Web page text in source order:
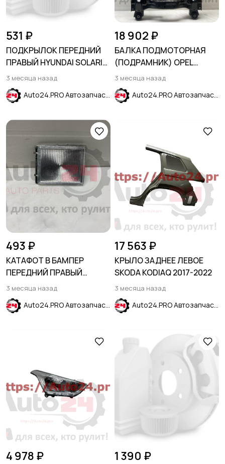
531 ₽
ПОДКРЫЛОК ПЕРЕДНИЙ
ПРАВЫЙ HYUNDAI SOLARIS
2020-2024 / Solaris HS 24-
3 месяца назад
Auto24.PRO Автозапчасти
18 902 ₽
БАЛКА ПОДМОТОРНАЯ
(ПОДРАМНИК) OPEL
INSIGNIA 2008-2017
3 месяца назад
Auto24.PRO Автозапчасти
493 ₽
КАТАФОТ В БАМПЕР
ПЕРЕДНИЙ ПРАВЫЙ
VOLKSWAGEN PASSAT B4
3 месяца назад
Auto24.PRO Автозапчасти
17 563 ₽
КРЫЛО ЗАДНЕЕ ЛЕВОЕ
SKODA KODIAQ 2017-2022
3 месяца назад
Auto24.PRO Автозапчасти
4 978 ₽ 1 390 ₽